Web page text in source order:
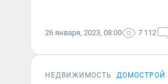
26 января, 2023, 08:00 7 112
НЕДВИЖИМОСТЬ ДОМОСТРОЙ